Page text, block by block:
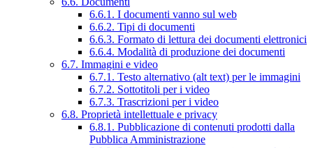
6.6.1. I documenti vanno sul web
6.6.2. Tipi di documenti
6.6.3. Formato di lettura dei documenti elettronici
6.6.4. Modalità di produzione dei documenti
6.7. Immagini e video
6.7.1. Testo alternativo (alt text) per le immagini
6.7.2. Sottotitoli per i video
6.7.3. Trascrizioni per i video
6.8. Proprietà intellettuale e privacy
6.8.1. Pubblicazione di contenuti prodotti dalla
Pubblica Amministrazione